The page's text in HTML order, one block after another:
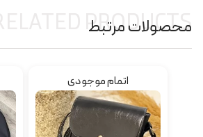
محصولات مرتبط
RELATED PRODUCTS
اتمام موجودی